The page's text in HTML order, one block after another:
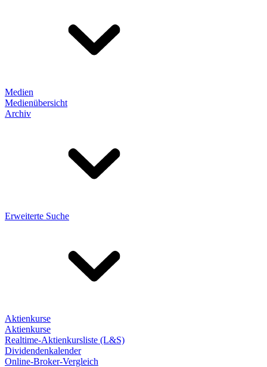
Medien
Medienübersicht
Archiv
Erweiterte Suche
Aktienkurse
Aktienkurse
Realtime-Aktienkursliste (L&S)
Dividendenkalender
Online-Broker-Vergleich